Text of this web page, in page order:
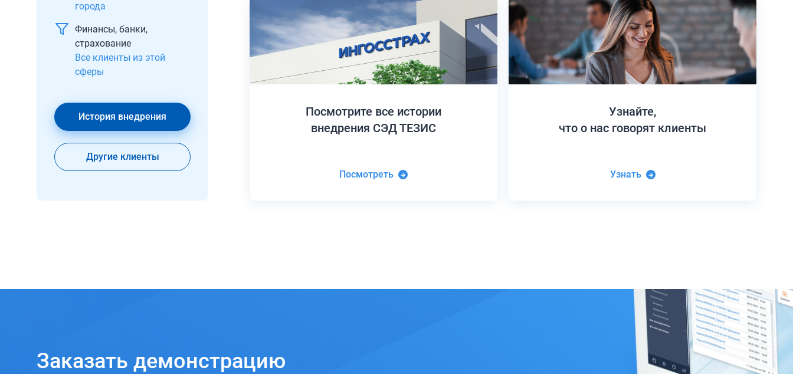
города
Финансы, банки,
страхование
Все клиенты из этой
сферы
История внедрения
Другие клиенты
Посмотрите все истории
внедрения СЭД ТЕЗИС
Посмотреть
Узнайте,
что о нас говорят клиенты
Узнать
Заказать демонстрацию